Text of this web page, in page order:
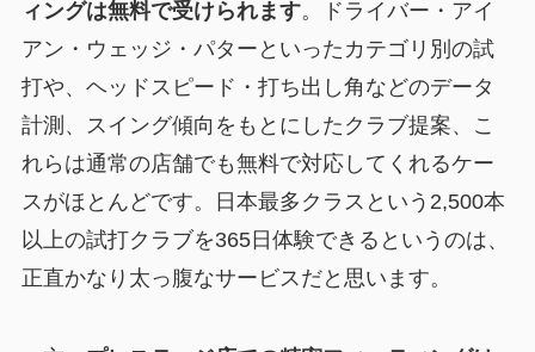
ィングは無料で受けられます。ドライバー・アイ
アン・ウェッジ・パターといったカテゴリ別の試
打や、ヘッドスピード・打ち出し角などのデータ
計測、スイング傾向をもとにしたクラブ提案、こ
れらは通常の店舗でも無料で対応してくれるケー
スがほとんどです。日本最多クラスという2,500本
以上の試打クラブを365日体験できるというのは、
正直かなり太っ腹なサービスだと思います。